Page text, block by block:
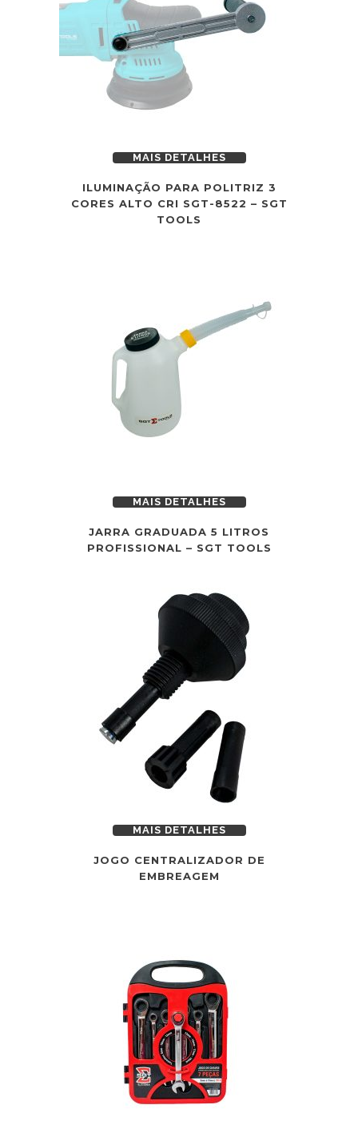
MAIS DETALHES
ILUMINAÇÃO PARA POLITRIZ 3
CORES ALTO CRI SGT-8522 – SGT
TOOLS
MAIS DETALHES
JARRA GRADUADA 5 LITROS
PROFISSIONAL – SGT TOOLS
MAIS DETALHES
JOGO CENTRALIZADOR DE
EMBREAGEM